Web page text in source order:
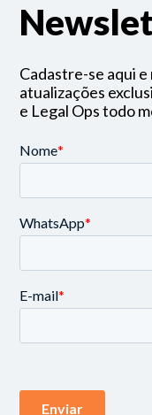
Cadastre-se aqui
atualizações
e Legal Ops todo